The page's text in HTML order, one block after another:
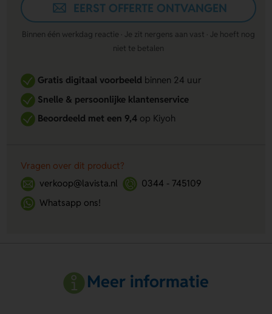
EERST OFFERTE ONTVANGEN
Binnen één werkdag reactie · Je zit nergens aan vast · Je hoeft nog
niet te betalen
Gratis digitaal voorbeeldbinnen 24 uur
Snelle & persoonlijke klantenservice
Beoordeeld met een 9,4op Kiyoh
Vragen over dit product?
verkoop@lavista.nl
0344 - 745109
Whatsapp ons!
Meer informatie